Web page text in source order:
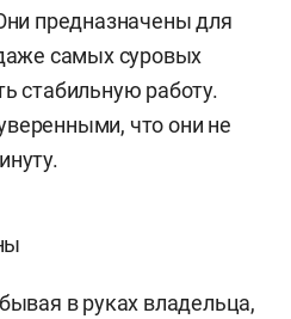
предназначены для
самых суровых
стабильную работу.
что они не
в руках владельца,